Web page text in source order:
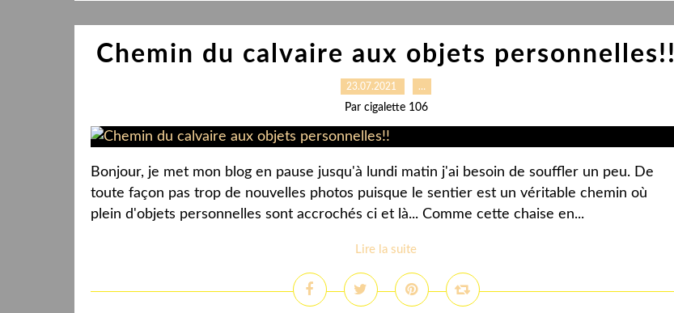
Chemin du calvaire aux objets personnelles!!
23.07.2021 …
Par cigalette 106
Bonjour, je met mon blog en pause jusqu'à lundi matin j'ai besoin de souffler un peu. De
toute façon pas trop de nouvelles photos puisque le sentier est un véritable chemin où
plein d'objets personnelles sont accrochés ci et là... Comme cette chaise en...
Lire la suite